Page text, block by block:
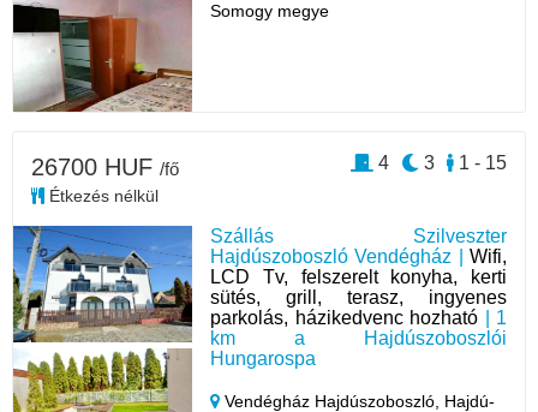
Somogy megye
Szállás Szilveszter
Hajdúszoboszló Vendégház | Wifi,
LCD Tv, felszerelt konyha, kerti
sütés, grill, terasz, ingyenes
parkolás, házikedvenc hozható | 1
km a Hajdúszoboszlói
Hungarospa
Vendégház Hajdúszoboszló, Hajdú-
26700 HUF /fő
Étkezés nélkül
1 - 15
3
4